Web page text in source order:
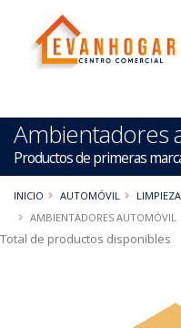
Ambientadores
Productos de primeras
INICIO AUTOMÓVIL
AMBIENTADORES AUTOMÓVIL
Total de productos disponibles